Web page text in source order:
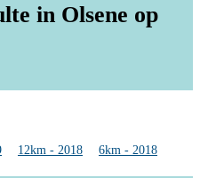
in Olsene op
12km - 2018 6km - 2018